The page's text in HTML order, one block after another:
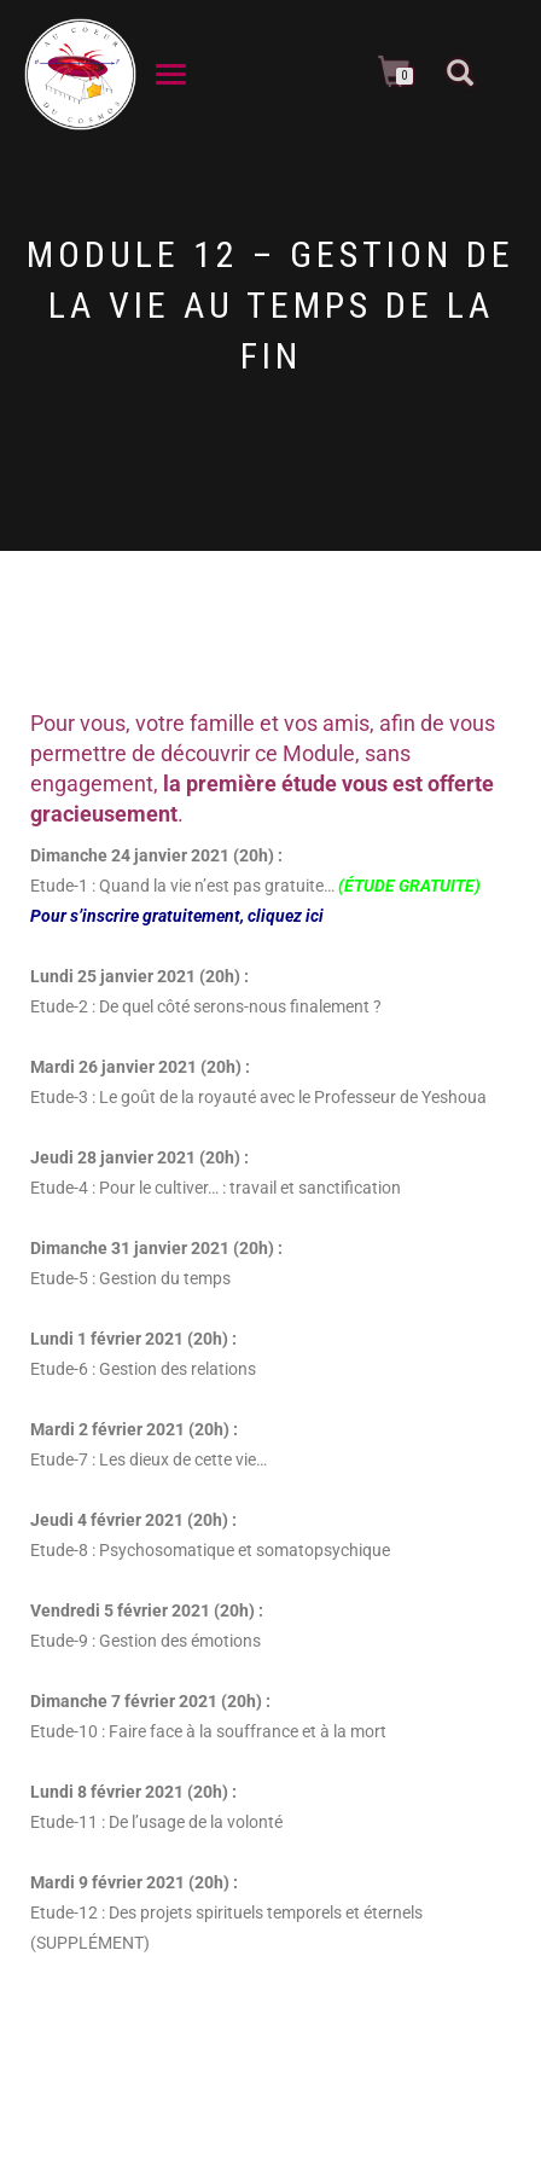
DÉPLIER LA NAVIGATION 0
MODULE 12 – GESTION DE
LA VIE AU TEMPS DE LA
FIN
Pour vous, votre famille et vos amis, afin de vous
permettre de découvrir ce Module, sans
engagement, la première étude vous est offerte
gracieusement.
Dimanche 24 janvier 2021 (20h) :
Etude-1 : Quand la vie n’est pas gratuite… (ÉTUDE GRATUITE)
Pour s’inscrire gratuitement, cliquez ici
Lundi 25 janvier 2021 (20h) :
Etude-2 : De quel côté serons-nous finalement ?
Mardi 26 janvier 2021 (20h) :
Etude-3 : Le goût de la royauté avec le Professeur de Yeshoua
Jeudi 28 janvier 2021 (20h) :
Etude-4 : Pour le cultiver… : travail et sanctification
Dimanche 31 janvier 2021 (20h) :
Etude-5 : Gestion du temps
Lundi 1 février 2021 (20h) :
Etude-6 : Gestion des relations
Mardi 2 février 2021 (20h) :
Etude-7 : Les dieux de cette vie…
Jeudi 4 février 2021 (20h) :
Etude-8 : Psychosomatique et somatopsychique
Vendredi 5 février 2021 (20h) :
Etude-9 : Gestion des émotions
Dimanche 7 février 2021 (20h) :
Etude-10 : Faire face à la souffrance et à la mort
Lundi 8 février 2021 (20h) :
Etude-11 : De l’usage de la volonté
Mardi 9 février 2021 (20h) :
Etude-12 : Des projets spirituels temporels et éternels
(SUPPLÉMENT)